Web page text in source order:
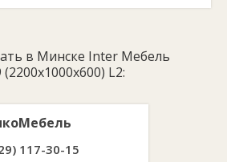
выдвижные ящики (3), отсек со
в Минске Inter Мебель
L2:
117-30-15